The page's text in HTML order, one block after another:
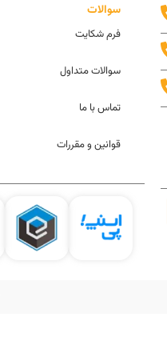
سوالات
فرم شکایت
سوالات متداول
تماس با ما
قوانین و مقررات